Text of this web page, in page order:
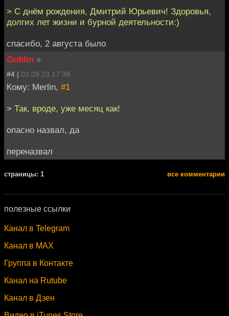
> С днём рождения, Дмитрий Юрьевич! Здоровья,
долгих лет жизни и бурной деятельности:)
спасибо, 2 августа было
Goblin »
#4 | 03.09.23 17:39
Кому: Merlin, #1
> Так, вроде, уже месяц как!
опасно назвал, да
переназвал
cтраницы: 1 все комментарии
полезные ссылки
Канал в Telegram
Канал в MAX
Группа в Контакте
Канал на Rutube
Канал в Дзен